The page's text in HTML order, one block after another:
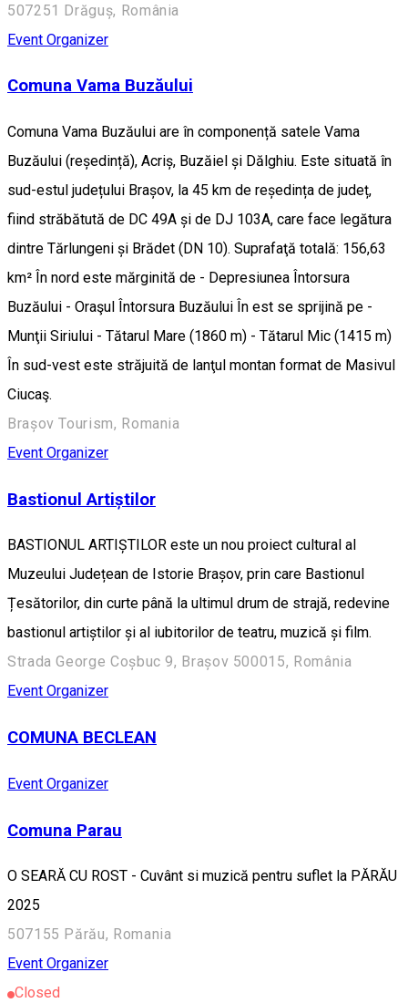
507251 Drăguș, România
Event Organizer
Comuna Vama Buzăului
Comuna Vama Buzăului are în componență satele Vama
Buzăului (reședință), Acriș, Buzăiel și Dălghiu. Este situată în
sud-estul județului Brașov, la 45 km de reședința de județ,
fiind străbătută de DC 49A și de DJ 103A, care face legătura
dintre Tărlungeni și Brădet (DN 10). Suprafaţă totală: 156,63
km² În nord este mărginită de - Depresiunea Întorsura
Buzăului - Oraşul Întorsura Buzăului În est se sprijină pe -
Munţii Siriului - Tătarul Mare (1860 m) - Tătarul Mic (1415 m)
În sud-vest este străjuită de lanţul montan format de Masivul
Ciucaş.
Brașov Tourism, Romania
Event Organizer
Bastionul Artiștilor
BASTIONUL ARTIȘTILOR este un nou proiect cultural al
Muzeului Județean de Istorie Brașov, prin care Bastionul
Țesătorilor, din curte până la ultimul drum de strajă, redevine
bastionul artiștilor și al iubitorilor de teatru, muzică și film.
Strada George Coșbuc 9, Brașov 500015, România
Event Organizer
COMUNA BECLEAN
Event Organizer
Comuna Parau
O SEARĂ CU ROST - Cuvânt si muzică pentru suflet la PĂRĂU
2025
507155 Părău, Romania
Event Organizer
Closed